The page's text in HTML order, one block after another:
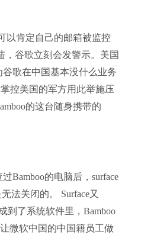
以肯定自己的邮箱被监控
，谷歌立刻会发警示。美国
歌在中国基本没什么业务
控美国的军方用此举施压
的这台随身携带的
Bamboo的电脑后，surface
法关闭的。 Surface又
到了系统软件里，Bamboo
微软中国的中国籍员工做